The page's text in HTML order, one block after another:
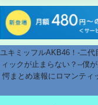
ユキミッフルAKB46！-二
ィックが止まらない？--僕
愕まとめ速報にロマンティ